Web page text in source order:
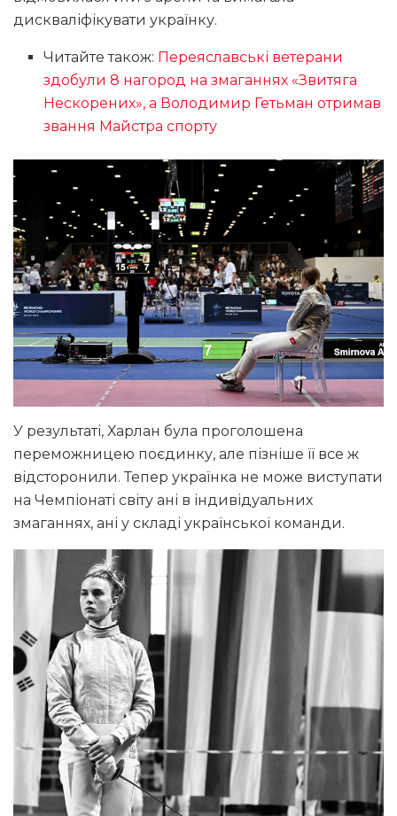
дискваліфікувати українку.
Читайте також: Переяславські ветерани
здобули 8 нагород на змаганнях «Звитяга
Нескорених», а Володимир Гетьман отримав
звання Майстра спорту
У результаті, Харлан була проголошена
переможницею поєдинку, але пізніше її все ж
відсторонили. Тепер українка не може виступати
на Чемпіонаті світу ані в індивідуальних
змаганнях, ані у складі української команди.